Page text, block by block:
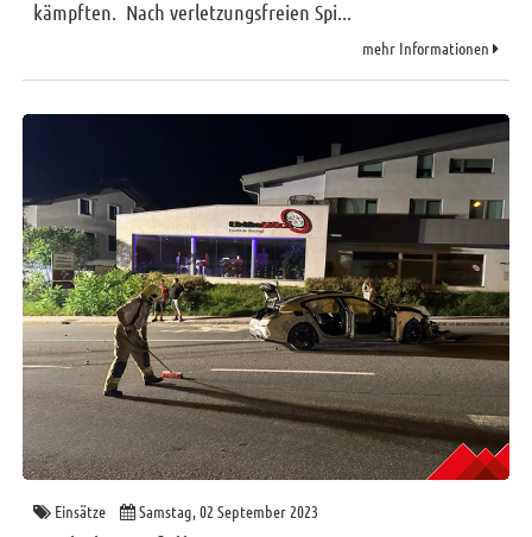
kämpften. Nach verletzungsfreien Spi...
mehr Informationen
Einsätze Samstag, 02 September 2023